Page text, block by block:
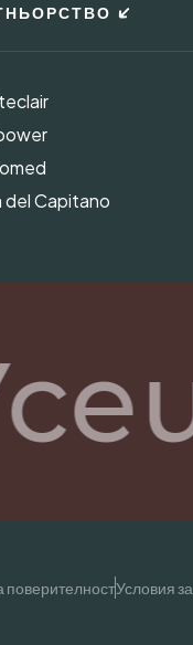
del Capitano
поверителностУсловия